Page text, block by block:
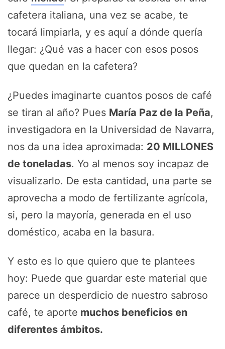
cafetera italiana, una vez se acabe, te
tocará limpiarla, y es aquí a dónde quería
llegar: ¿Qué vas a hacer con esos posos
que quedan en la cafetera?
¿Puedes imaginarte cuantos posos de café
se tiran al año? Pues María Paz de la Peña,
investigadora en la Universidad de Navarra,
nos da una idea aproximada: 20 MILLONES
de toneladas. Yo al menos soy incapaz de
visualizarlo. De esta cantidad, una parte se
aprovecha a modo de fertilizante agrícola,
si, pero la mayoría, generada en el uso
doméstico, acaba en la basura.
Y esto es lo que quiero que te plantees
hoy: Puede que guardar este material que
parece un desperdicio de nuestro sabroso
café, te aporte muchos beneficios en
diferentes ámbitos.